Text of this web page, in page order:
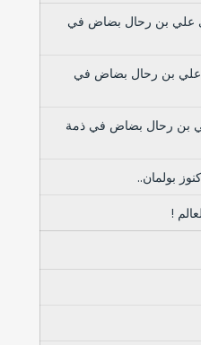
علي بن رحال بضاض في
علي بن رحال بضاض في
بن رحال بضاض في ذمة
بولمان..
!